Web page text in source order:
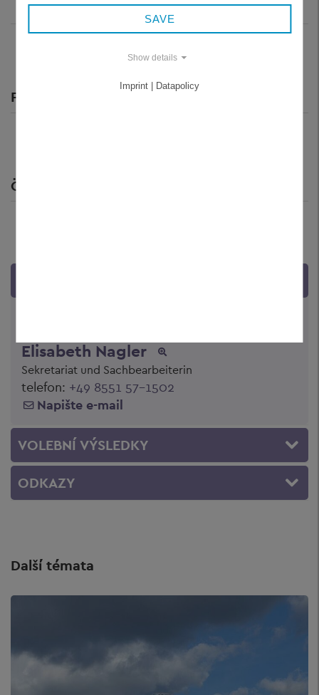
Gerhard
Tiefenböck
FDP (2)
ÖDP (2)
Elisabeth Nagler
Sekretariat und Sachbearbeiterin
telefon: +49 8551 57-1502
Napište e-mail
VOLEBNÍ VÝSLEDKY
ODKAZY
Další témata
SAVE
Show details
Imprint | Datapolicy